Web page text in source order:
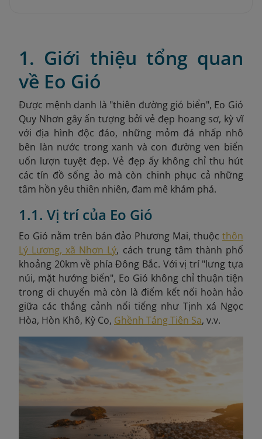
1. Giới thiệu tổng quan
về Eo Gió
Được mệnh danh là "thiên đường gió biển", Eo Gió
Quy Nhơn gây ấn tượng bởi vẻ đẹp hoang sơ, kỳ vĩ
với địa hình độc đáo, những mỏm đá nhấp nhô
bên làn nước trong xanh và con đường ven biển
uốn lượn tuyệt đẹp. Vẻ đẹp ấy không chỉ thu hút
các tín đồ sống ảo mà còn chinh phục cả những
tâm hồn yêu thiên nhiên, đam mê khám phá.
1.1. Vị trí của Eo Gió
Eo Gió nằm trên bán đảo Phương Mai, thuộc thôn
Lý Lương, xã Nhơn Lý, cách trung tâm thành phố
khoảng 20km về phía Đông Bắc. Với vị trí "lưng tựa
núi, mặt hướng biển", Eo Gió không chỉ thuận tiện
trong di chuyển mà còn là điểm kết nối hoàn hảo
giữa các thắng cảnh nổi tiếng như Tịnh xá Ngọc
Hòa, Hòn Khô, Kỳ Co, Ghềnh Táng Tiên Sa, v.v.